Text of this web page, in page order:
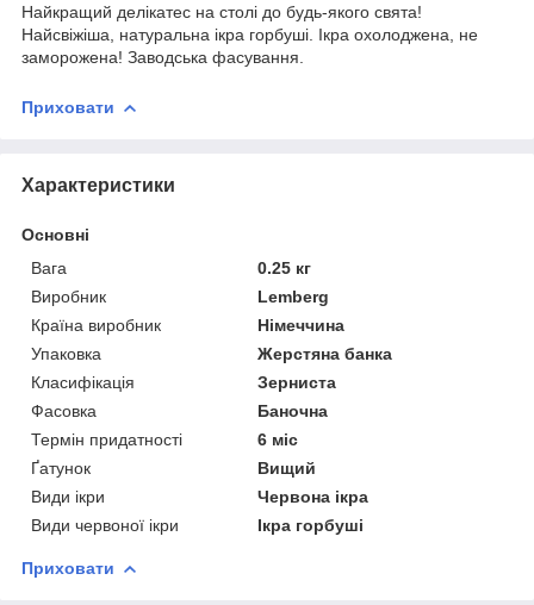
Найкращий делікатес на столі до будь-якого свята!
Найсвіжіша, натуральна ікра горбуші. Ікра охолоджена, не
заморожена! Заводська фасування.
Приховати
Характеристики
Основні
Вага
0.25 кг
Виробник
Lemberg
Країна виробник
Німеччина
Упаковка
Жерстяна банка
Класифікація
Зерниста
Фасовка
Баночна
Термін придатності
6 міс
Ґатунок
Вищий
Види ікри
Червона ікра
Види червоної ікри
Ікра горбуші
Приховати